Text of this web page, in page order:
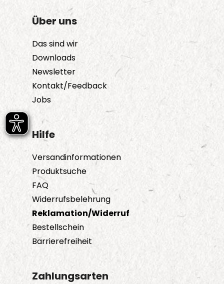
der
Produktseite
Über uns
Das sind wir
Downloads
Newsletter
Kontakt/Feedback
Jobs
Hilfe
Versandinformationen
Produktsuche
FAQ
Widerrufsbelehrung
Reklamation/Widerruf
Bestellschein
Barrierefreiheit
Zahlungsarten